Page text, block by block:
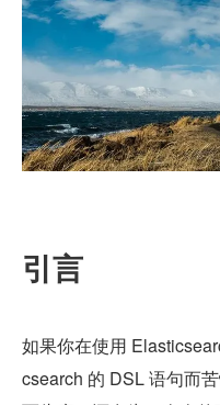
引言
如果你在使用
csearch 的 DSL 语句而